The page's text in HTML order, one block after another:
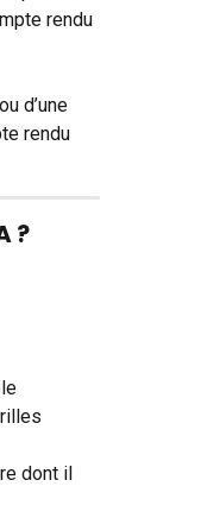
rendu
d’une
rendu
?
dont il